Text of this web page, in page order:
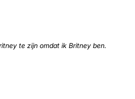
te zijn omdat ik Britney ben.